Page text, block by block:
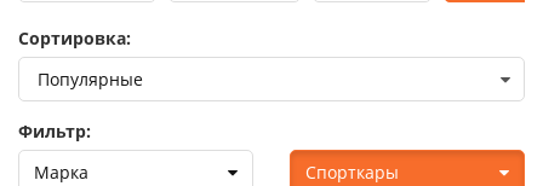
Сортировка:
Фильтр:
Марка
Спорткары